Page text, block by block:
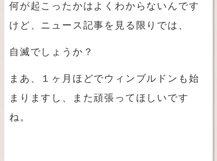
何が起こったかはよくわからないんです
けど、ニュース記事を見る限りでは、
自滅でしょうか？
まあ、１ヶ月ほどでウィンブルドンも始
まりますし、また頑張ってほしいです
ね。